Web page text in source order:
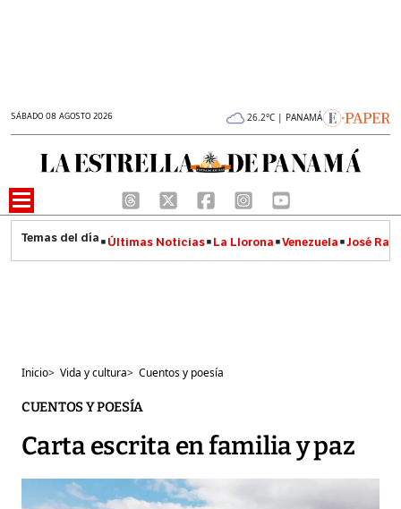
SÁBADO 08 AGOSTO 2026 26.2°C | PANAMÁ
Últimas Noticias La Llorona Venezuela José
Inicio> Vida y cultura> Cuentos y poesía
CUENTOS Y POESÍA
Carta escrita en familia y paz